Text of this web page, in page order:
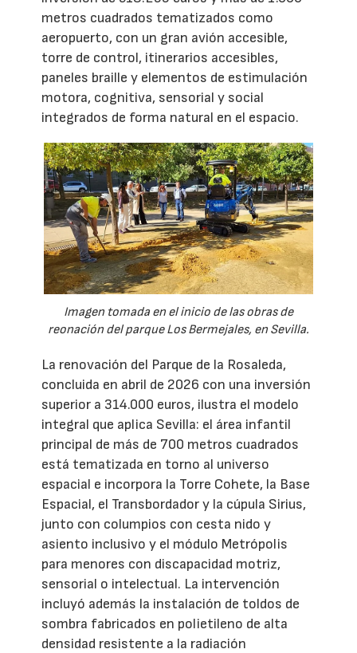
metros cuadrados tematizados como
aeropuerto, con un gran avión accesible,
torre de control, itinerarios accesibles,
paneles braille y elementos de estimulación
motora, cognitiva, sensorial y social
integrados de forma natural en el espacio.
Imagen tomada en el inicio de las obras de
reonación del parque Los Bermejales, en Sevilla.
La renovación del Parque de la Rosaleda,
concluida en abril de 2026 con una inversión
superior a 314.000 euros, ilustra el modelo
integral que aplica Sevilla: el área infantil
principal de más de 700 metros cuadrados
está tematizada en torno al universo
espacial e incorpora la Torre Cohete, la Base
Espacial, el Transbordador y la cúpula Sirius,
junto con columpios con cesta nido y
asiento inclusivo y el módulo Metrópolis
para menores con discapacidad motriz,
sensorial o intelectual. La intervención
incluyó además la instalación de toldos de
sombra fabricados en polietileno de alta
densidad resistente a la radiación